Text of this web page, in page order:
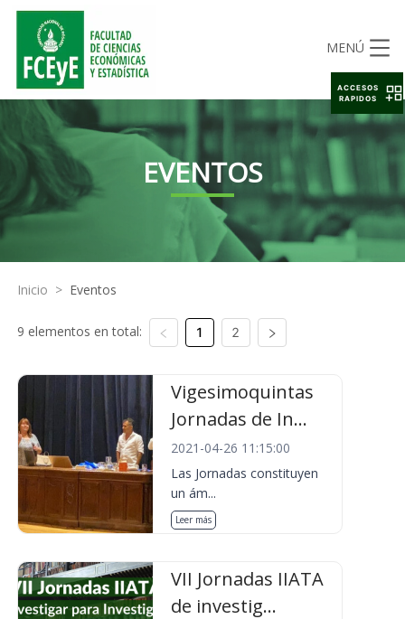
MENÚ
EVENTOS
Inicio > Eventos
9 elementos en total: 1 2
Vigesimoquintas
Jornadas de In...
2021-04-26 11:15:00
Las Jornadas constituyen
un ám...
Leer más
VII Jornadas IIATA
de investig...
ACCESOS
RAPIDOS